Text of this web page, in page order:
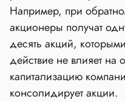
Например, при
акционеры получат
десять акций,
действие не влияет
капитализацию
консолидирует акции.